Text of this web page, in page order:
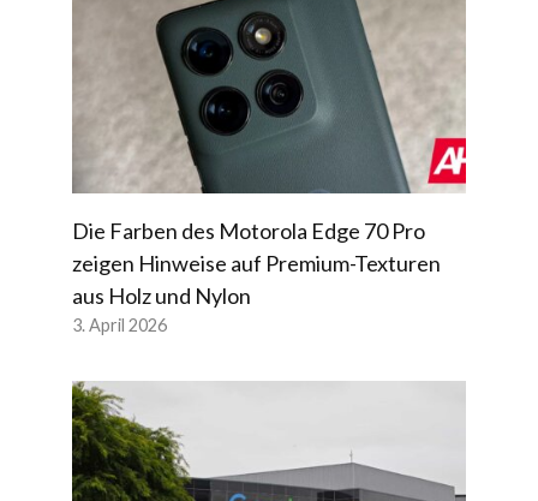
Die Farben des Motorola Edge 70 Pro
zeigen Hinweise auf Premium-Texturen
aus Holz und Nylon
3. April 2026